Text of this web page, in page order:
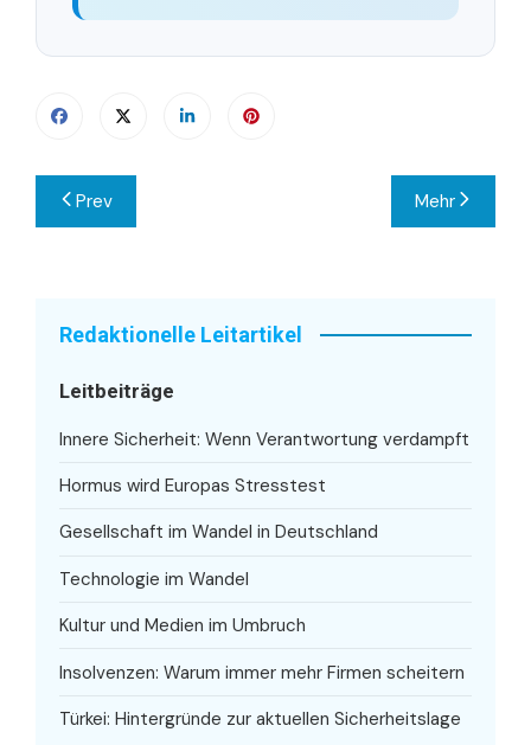
Beitragsnavigation
Prev Mehr
Redaktionelle Leitartikel
Leitbeiträge
Innere Sicherheit: Wenn Verantwortung verdampft
Hormus wird Europas Stresstest
Gesellschaft im Wandel in Deutschland
Technologie im Wandel
Kultur und Medien im Umbruch
Insolvenzen: Warum immer mehr Firmen scheitern
Türkei: Hintergründe zur aktuellen Sicherheitslage